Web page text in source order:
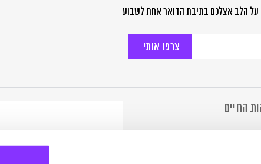
על הלב אצלכם בתיבת הדואר אחת לשבוע
החיים